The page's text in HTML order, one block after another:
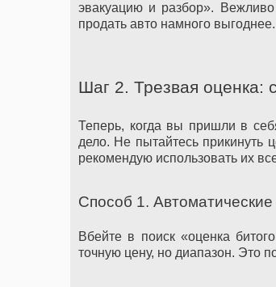
эвакуацию и разбор».
продать авто намного выгоднее.
Шаг 2. Трезвая оценка:
Теперь, когда вы пришли в
дело. Не пытайтесь прикинуть
рекомендую использовать их
Способ 1.
Вбейте в поиск «оценка
точную цену, но диапазон. Это